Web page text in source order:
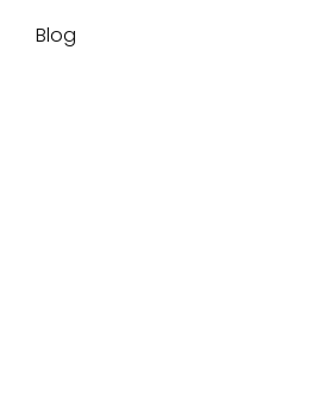
Blog